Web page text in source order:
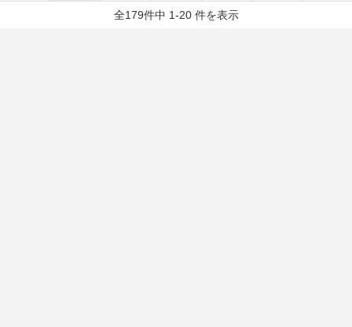
全179件中 1-20 件を表示